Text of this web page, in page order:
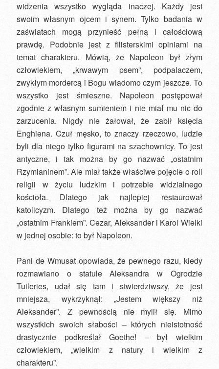
widzenia wszystko wygląda inaczej. Każdy jest
swoim własnym ojcem i synem. Tylko badania w
zaświatach mogą przynieść pełną i całościową
prawdę. Podobnie jest z filisterskimi opiniami na
temat charakteru. Mówią, że Napoleon był złym
człowiekiem, „krwawym psem”, podpalaczem,
zwykłym mordercą i Bogu wiadomo czym jeszcze. To
wszystko jest śmieszne. Napoleon postępował
zgodnie z własnym sumieniem i nie miał mu nic do
zarzucenia. Nigdy nie żałował, że zabił księcia
Enghiena. Czuł męsko, to znaczy rzeczowo, ludzie
byli dla niego tylko figurami na szachownicy. To jest
antyczne, i tak można by go nazwać „ostatnim
Rzymianinem”. Ale miał także właściwe pojęcie o roli
religii w życiu ludzkim i potrzebie widzialnego
kościoła. Dlatego jak najlepiej restaurował
katolicyzm. Dlatego też można by go nazwać
„ostatnim Frankiem”. Cezar, Aleksander i Karol Wielki
w jednej osobie: to był Napoleon.
Pani de Wmusat opowiada, że pewnego razu, kiedy
rozmawiano o statule Aleksandra w Ogrodzie
Tuileries, udał się tam i stwierdziwszy, że jest
mniejsza, wykrzyknął: „Jestem większy niż
Aleksander”. Z pewnością nie mylił się. Mimo
wszystkich swoich słabości – których nieistotność
drastycznie podkreślał Goethe! – był wielkim
człowiekiem, „wielkim z natury i wielkim z
charakteru”.